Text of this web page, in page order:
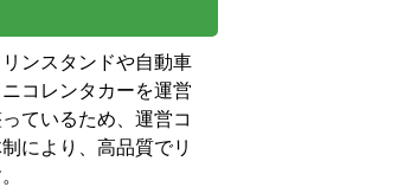
ンスタンドや自動車
コレンタカーを運営
ているため、運営コ
により、高品質でリ